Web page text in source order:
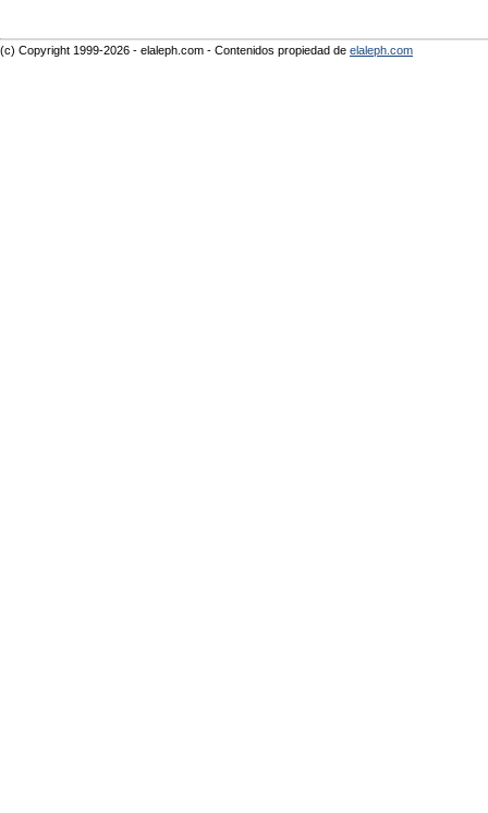
(c) Copyright 1999-2026 - elaleph.com - Contenidos propiedad de elaleph.com